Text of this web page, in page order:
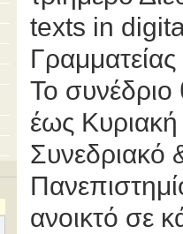
texts in
Το
έως
Συνεδριακό
ανοικτό σε